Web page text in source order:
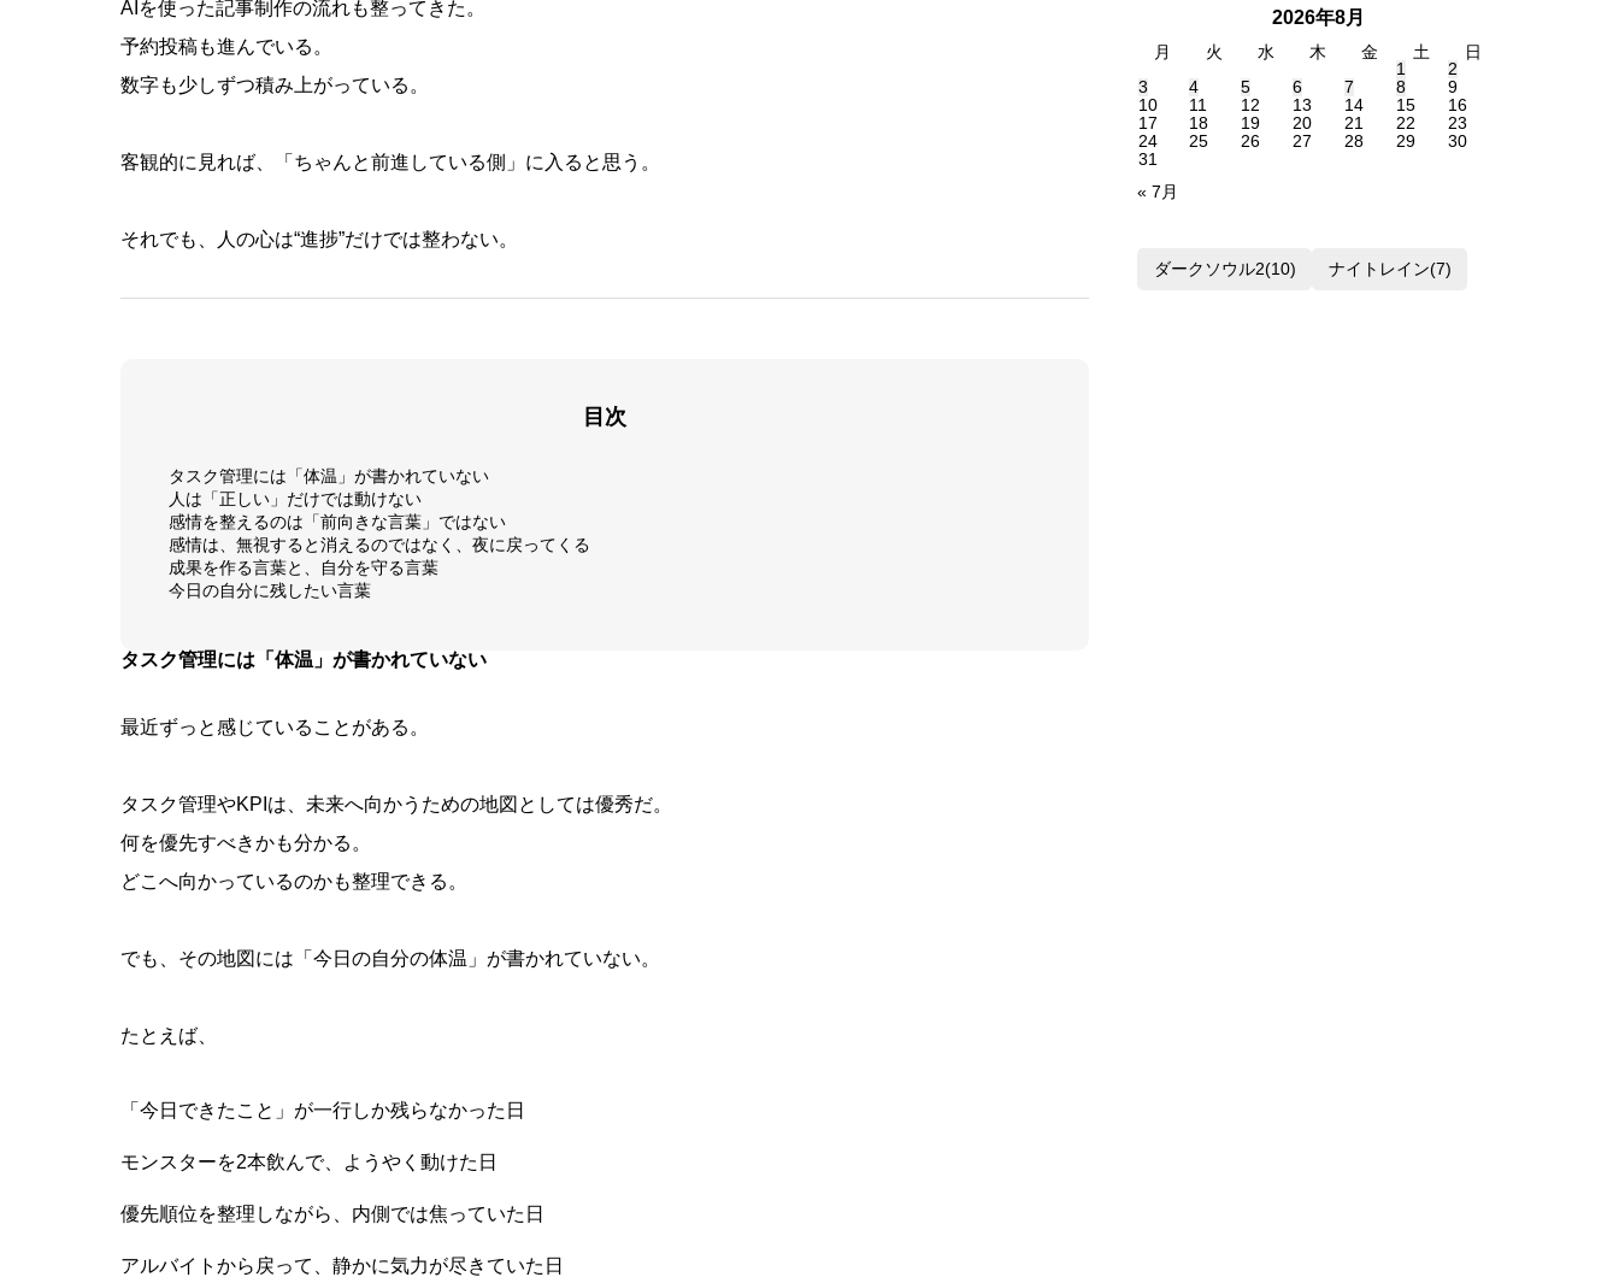
AIを使った記事制作の流れも整ってきた。
予約投稿も進んでいる。
数字も少しずつ積み上がっている。
客観的に見れば、「ちゃんと前進している側」に入ると思う。
それでも、人の心は“進捗”だけでは整わない。
目次
タスク管理には「体温」が書かれていない
人は「正しい」だけでは動けない
感情を整えるのは「前向きな言葉」ではない
感情は、無視すると消えるのではなく、夜に戻ってくる
成果を作る言葉と、自分を守る言葉
今日の自分に残したい言葉
タスク管理には「体温」が書かれていない
最近ずっと感じていることがある。
タスク管理やKPIは、未来へ向かうための地図としては優秀だ。
何を優先すべきかも分かる。
どこへ向かっているのかも整理できる。
でも、その地図には「今日の自分の体温」が書かれていない。
たとえば、
「今日できたこと」が一行しか残らなかった日
モンスターを2本飲んで、ようやく動けた日
優先順位を整理しながら、内側では焦っていた日
アルバイトから戻って、静かに気力が尽きていた日
2026年8月
月 火 水 木 金 土
日
1
2
3
4 5 6 7 8
9
10
11 12 13 14 15
16
17
18 19 20 21 22
23
24
25 26 27 28 29
30
31
« 7月
ダークソウル2(10) ナイトレイン(7)